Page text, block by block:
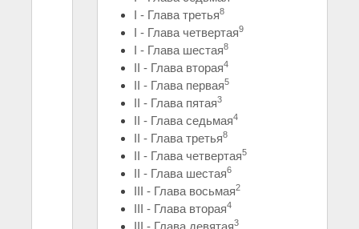
I - Глава третья8
I - Глава четвертая9
I - Глава шестая8
II - Глава вторая4
II - Глава первая5
II - Глава пятая3
II - Глава седьмая4
II - Глава третья8
II - Глава четвертая5
II - Глава шестая6
III - Глава восьмая2
III - Глава вторая4
III - Глава девятая3